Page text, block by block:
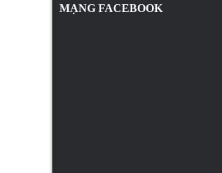
MẠNG FACEBOOK